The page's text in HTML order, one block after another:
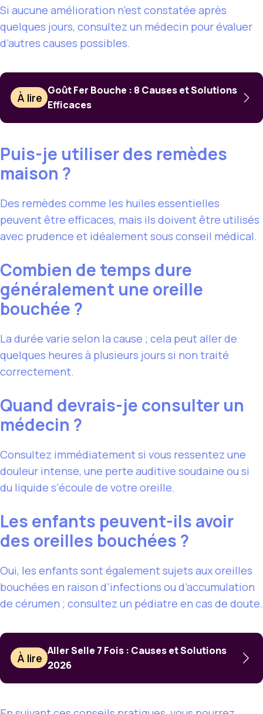
Si aucune amélioration n’est constatée après
quelques jours, consultez un médecin pour évaluer
d’autres causes possibles.
À lire
Goût Fer Bouche : 8 Causes et Solutions
Efficaces
Puis-je utiliser des remèdes
maison ?
Des remèdes comme les huiles essentielles
peuvent être efficaces, mais ils doivent être utilisés
avec prudence et idéalement sous conseil médical.
Combien de temps dure
généralement une oreille
bouchée ?
La durée varie selon la cause ; cela peut aller de
quelques heures à plusieurs jours si non traité
correctement.
Quand devrais-je consulter un
médecin ?
Consultez immédiatement si vous ressentez une
douleur intense, une perte auditive soudaine ou si
du liquide s’écoule de votre oreille.
Les enfants peuvent-ils avoir
des oreilles bouchées ?
Oui, les enfants sont également sujets aux oreilles
bouchées en raison d’infections ou d’accumulation
de cérumen ; consultez un pédiatre en cas de doute.
À lire
Aller Selle 7 Fois : Causes et Solutions
2026